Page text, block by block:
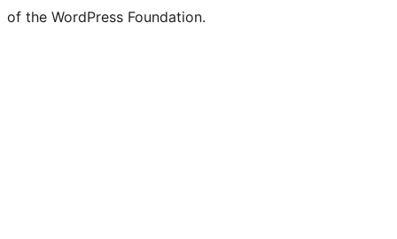
of the WordPress Foundation.